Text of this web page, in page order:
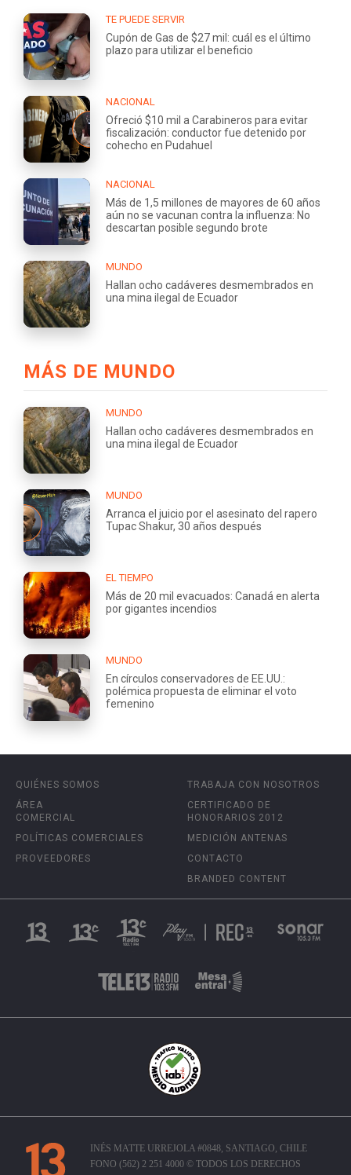
TE PUEDE SERVIR
Cupón de Gas de $27 mil: cuál es el último
plazo para utilizar el beneficio
NACIONAL
Ofreció $10 mil a Carabineros para evitar
fiscalización: conductor fue detenido por
cohecho en Pudahuel
NACIONAL
Más de 1,5 millones de mayores de 60 años
aún no se vacunan contra la influenza: No
descartan posible segundo brote
MUNDO
Hallan ocho cadáveres desmembrados en
una mina ilegal de Ecuador
MÁS DE MUNDO
MUNDO
Hallan ocho cadáveres desmembrados en
una mina ilegal de Ecuador
MUNDO
Arranca el juicio por el asesinato del rapero
Tupac Shakur, 30 años después
EL TIEMPO
Más de 20 mil evacuados: Canadá en alerta
por gigantes incendios
MUNDO
En círculos conservadores de EE.UU.:
polémica propuesta de eliminar el voto
femenino
QUIÉNES SOMOS
ÁREA
COMERCIAL
POLÍTICAS COMERCIALES
PROVEEDORES
TRABAJA CON NOSOTROS
CERTIFICADO DE
HONORARIOS 2012
MEDICIÓN ANTENAS
CONTACTO
BRANDED CONTENT
INÉS MATTE URREJOLA #0848, SANTIAGO, CHILE
FONO (562) 2 251 4000 © TODOS LOS DERECHOS